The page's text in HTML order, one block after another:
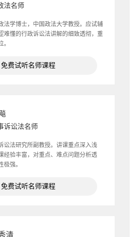
法名师
法学博士，中国政法大学教授。应试辅
难懂的行政诉讼法讲解的细致透彻，重
免费试听名师课程
诉讼法名师
讼法研究所副教授。讲课重点深入浅
经验丰富，对重点、难点问题分析透
极强。
免费试听名师课程
清